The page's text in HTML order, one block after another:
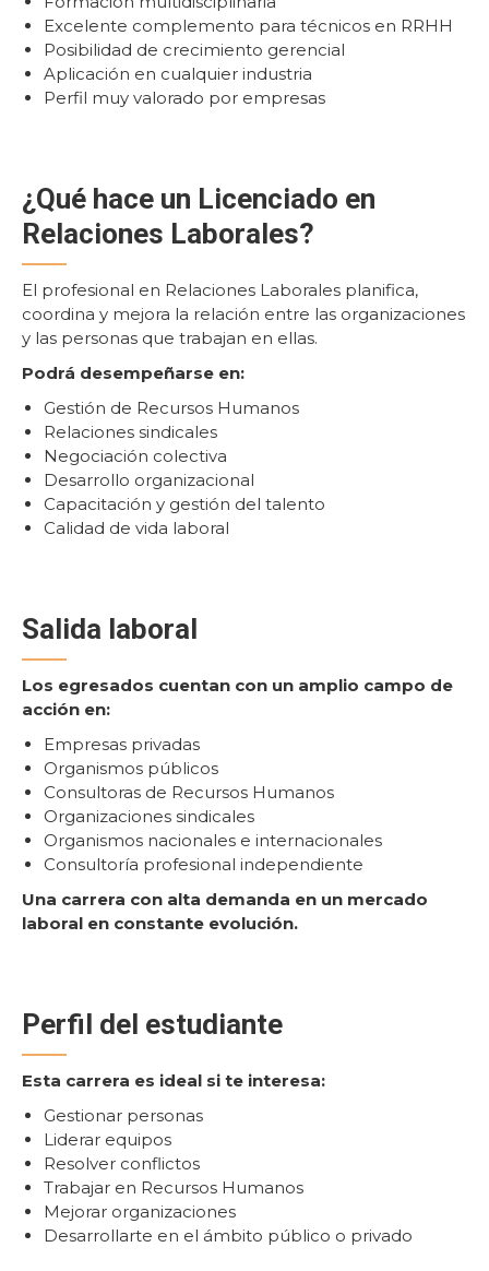
Excelente complemento para técnicos en RRHH
Posibilidad de crecimiento gerencial
Aplicación en cualquier industria
Perfil muy valorado por empresas
¿Qué hace un Licenciado en
Relaciones Laborales?
El profesional en Relaciones Laborales planifica,
coordina y mejora la relación entre las organizaciones
y las personas que trabajan en ellas.
Podrá desempeñarse en:
Gestión de Recursos Humanos
Relaciones sindicales
Negociación colectiva
Desarrollo organizacional
Capacitación y gestión del talento
Calidad de vida laboral
Salida laboral
Los egresados cuentan con un amplio campo de
acción en:
Empresas privadas
Organismos públicos
Consultoras de Recursos Humanos
Organizaciones sindicales
Organismos nacionales e internacionales
Consultoría profesional independiente
Una carrera con alta demanda en un mercado
laboral en constante evolución.
Perfil del estudiante
Esta carrera es ideal si te interesa:
Gestionar personas
Liderar equipos
Resolver conflictos
Trabajar en Recursos Humanos
Mejorar organizaciones
Desarrollarte en el ámbito público o privado